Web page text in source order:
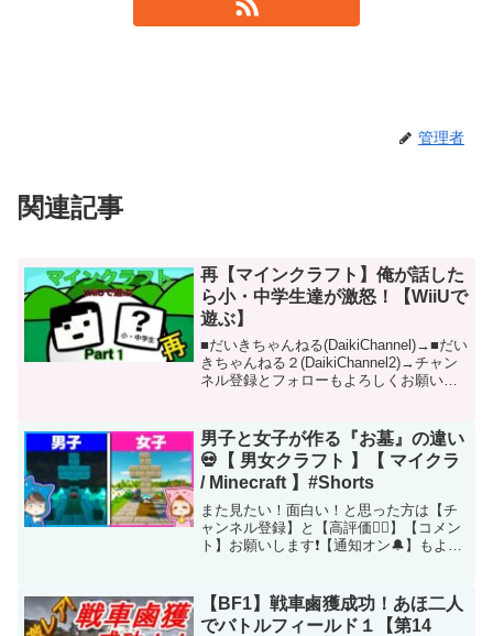
管理者
関連記事
再【マインクラフト】俺が話した
ら小・中学生達が激怒！【WiiUで
遊ぶ】
■だいきちゃんねる(DaikiChannel)→■だい
きちゃんねる２(DaikiChannel2)→チャン
ネル登録とフォローもよろしくお願いし
男子と女子が作る『お墓』の違い
💀【 男女クラフト 】【 マイクラ
/ Minecraft 】#Shorts
また見たい！面白い！と思った方は【チ
ャンネル登録】と【高評価👍🏻】【コメン
ト】お願いします❗️【通知オン🔔】もよろ
▽絶対に当たらないお祭りくじを引かせ
続けた結果！？...
【BF1】戦車鹵獲成功！あほ二人
でバトルフィールド１【第14